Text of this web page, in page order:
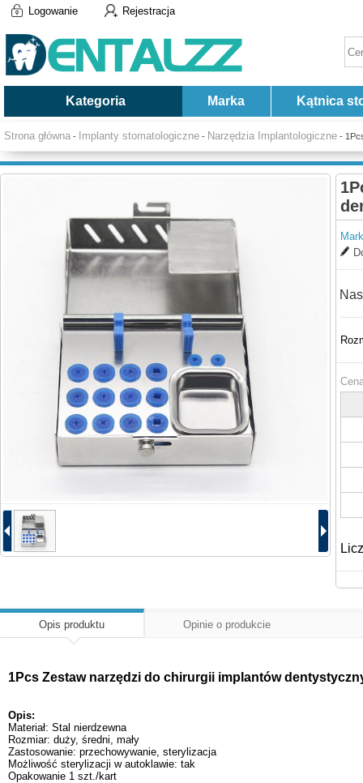
Logowanie Rejestracja
Kategoria Marka Kątnica
Strona główna - Implanty stomatologiczne - Narzędzia Implantologiczne -
Opis produktu Opinie o produkcie
1Pcs Zestaw narzędzi do chirurgii implantów
Opis:
Materiał: Stal nierdzewna
Rozmiar: duży, średni, mały
Zastosowanie: przechowywanie, sterylizacja
Możliwość sterylizacji w autoklawie: tak
Opakowanie 1 szt./kart